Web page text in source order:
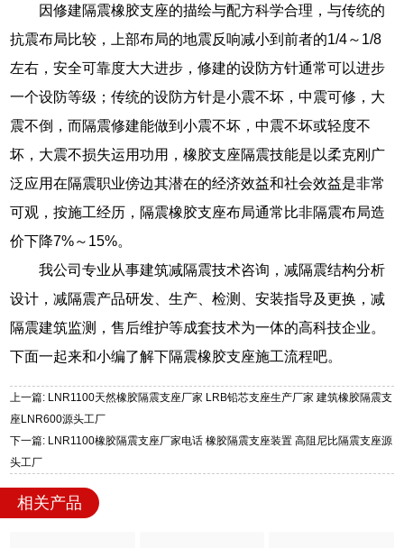
因修建隔震橡胶支座的描绘与配方科学合理，与传统的
抗震布局比较，上部布局的地震反响减小到前者的1/4～1/8
左右，安全可靠度大大进步，修建的设防方针通常可以进步
一个设防等级；传统的设防方针是小震不坏，中震可修，大
震不倒，而隔震修建能做到小震不坏，中震不坏或轻度不
坏，大震不损失运用功用，橡胶支座隔震技能是以柔克刚广
泛应用在隔震职业傍边其潜在的经济效益和社会效益是非常
可观，按施工经历，隔震橡胶支座布局通常比非隔震布局造
价下降7%～15%。
我公司专业从事建筑减隔震技术咨询，减隔震结构分析
设计，减隔震产品研发、生产、检测、安装指导及更换，减
隔震建筑监测，售后维护等成套技术为一体的高科技企业。
下面一起来和小编了解下隔震橡胶支座施工流程吧。
上一篇: LNR1100天然橡胶隔震支座厂家 LRB铅芯支座生产厂家 建筑橡胶隔震支
座LNR600源头工厂
下一篇: LNR1100橡胶隔震支座厂家电话 橡胶隔震支座装置 高阻尼比隔震支座源
头工厂
相关产品